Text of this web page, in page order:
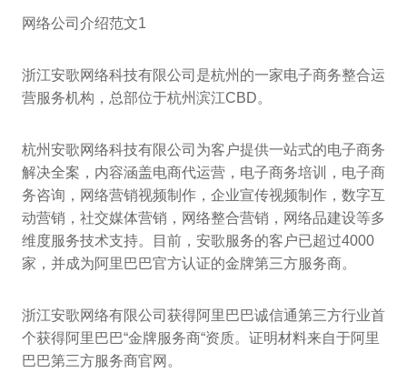
网络公司介绍范文1
浙江安歌网络科技有限公司是杭州的一家电子商务整合运
营服务机构，总部位于杭州滨江CBD。
杭州安歌网络科技有限公司为客户提供一站式的电子商务
解决全案，内容涵盖电商代运营，电子商务培训，电子商
务咨询，网络营销视频制作，企业宣传视频制作，数字互
动营销，社交媒体营销，网络整合营销，网络品建设等多
维度服务技术支持。目前，安歌服务的客户已超过4000
家，并成为阿里巴巴官方认证的金牌第三方服务商。
浙江安歌网络有限公司获得阿里巴巴诚信通第三方行业首
个获得阿里巴巴“金牌服务商“资质。证明材料来自于阿里
巴巴第三方服务商官网。